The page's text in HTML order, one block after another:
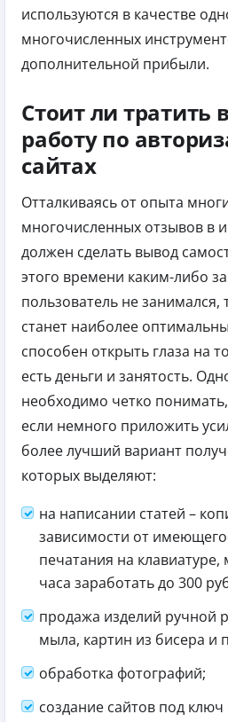
используются в качестве
многочисленных
дополнительной прибыли.
Стоит ли тратить
работу по
сайтах
Отталкиваясь от опыта
многочисленных отзывов в
должен сделать вывод
этого времени каким-либо
пользователь не занимался,
станет наиболее
способен открыть глаза на
есть деньги и занятость.
необходимо четко
если немного приложить
более лучший вариант
которых выделяют:
на написании статей –
зависимости от
печатания на
часа заработать до 300
продажа изделий ручной
мыла, картин из бисера и
обработка фотографий;
создание сайтов под ключ